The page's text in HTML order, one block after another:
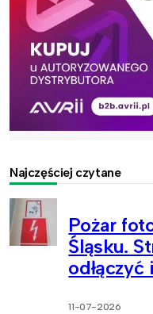
Najczęściej czytane
Pożar
Śląsku.
odłączyć
11-07-2026